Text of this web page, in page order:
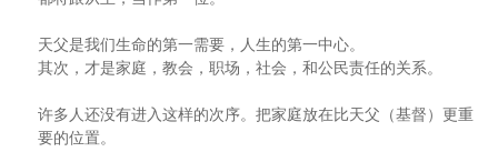
天父是我们生命的第一需要，人生的第一中心。
其次，才是家庭，教会，职场，社会，和公民责任的关系。
许多人还没有进入这样的次序。把家庭放在比天父（基督）更重
要的位置。